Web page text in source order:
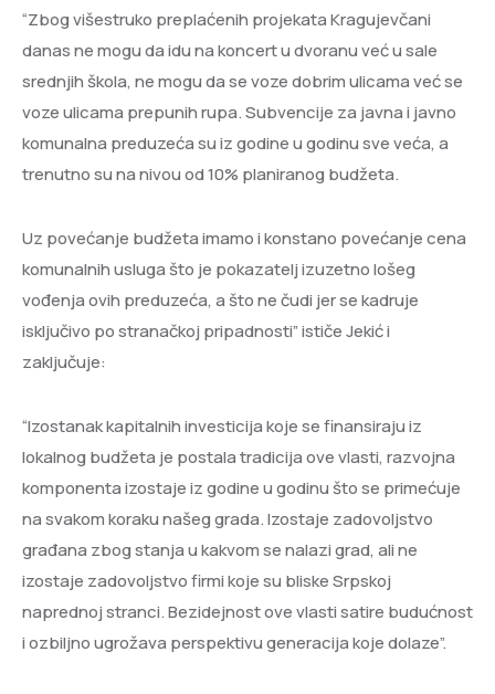
“Zbog višestruko preplaćenih projekata Kragujevčani
danas ne mogu da idu na koncert u dvoranu već u sale
srednjih škola, ne mogu da se voze dobrim ulicama već se
voze ulicama prepunih rupa. Subvencije za javna i javno
komunalna preduzeća su iz godine u godinu sve veća, a
trenutno su na nivou od 10% planiranog budžeta.
Uz povećanje budžeta imamo i konstano povećanje cena
komunalnih usluga što je pokazatelj izuzetno lošeg
vođenja ovih preduzeća, a što ne čudi jer se kadruje
isključivo po stranačkoj pripadnosti” ističe Jekić i
zaključuje:
“Izostanak kapitalnih investicija koje se finansiraju iz
lokalnog budžeta je postala tradicija ove vlasti, razvojna
komponenta izostaje iz godine u godinu što se primećuje
na svakom koraku našeg grada. Izostaje zadovoljstvo
građana zbog stanja u kakvom se nalazi grad, ali ne
izostaje zadovoljstvo firmi koje su bliske Srpskoj
naprednoj stranci. Bezidejnost ove vlasti satire budućnost
i ozbiljno ugrožava perspektivu generacija koje dolaze”.